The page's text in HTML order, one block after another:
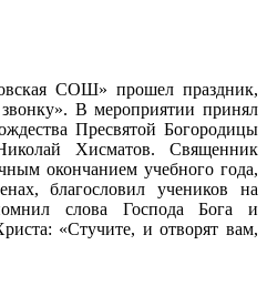
СОШ» прошел праздник,
В мероприятии принял
Пресвятой Богородицы
Хисматов. Священник
окончанием учебного года,
благословил учеников на
слова Господа Бога и
«Стучите, и отворят вам,